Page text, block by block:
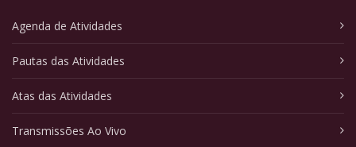
Agenda de Atividades
Pautas das Atividades
Atas das Atividades
Transmissões Ao Vivo